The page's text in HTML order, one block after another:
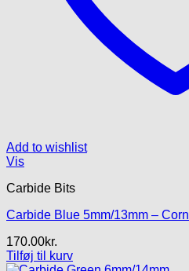
Add to wishlist
Vis
Carbide Bits
Carbide Blue 5mm/13mm – Corn
170.00kr.
Tilføj til kurv